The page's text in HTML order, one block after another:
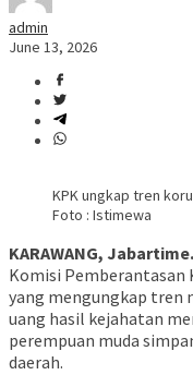
admin
June 13, 2026
KPK ungkap tren
Foto : Istimewa
KARAWANG,
Komisi Pemberantasan
yang mengungkap tren
uang hasil kejahatan
perempuan muda
daerah.